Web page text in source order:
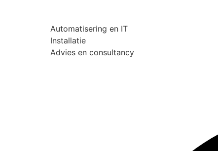
Automatisering en IT
Installatie
Advies en consultancy